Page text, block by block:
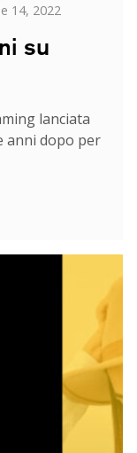
14, 2022
su
lanciata
anni dopo per